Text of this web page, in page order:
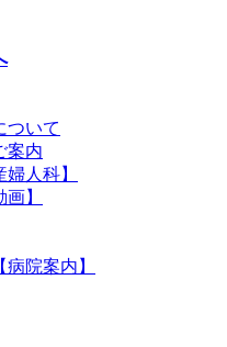
ついて
案内
人科】
】
院案内】